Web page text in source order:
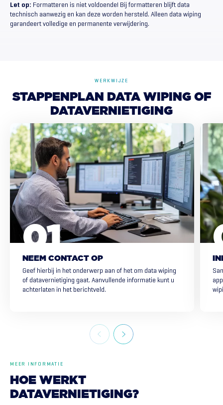
Let op: Formatteren is niet voldoende! Bij formatteren blijft data
technisch aanwezig en kan deze worden hersteld. Alleen data wiping
garandeert volledige en permanente verwijdering.
WERKWIJZE
STAPPENPLAN DATA WIPING OF
DATAVERNIETIGING
NEEM CONTACT OP
Geef hierbij in het onderwerp aan of het om data wiping
of datavernietiging gaat. Aanvullende informatie kunt u
achterlaten in het berichtveld.
MEER INFORMATIE
HOE WERKT
DATAVERNIETIGING?